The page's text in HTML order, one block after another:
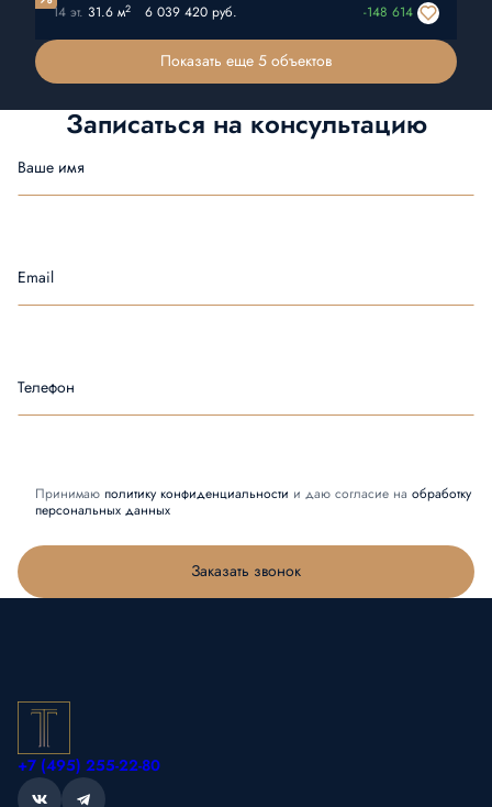
14 эт. 31.6 м2 6 039 420 руб. -148 614
Показать еще 5 объектов
Записаться на консультацию
Ваше имя
Email
Телефон
Принимаю политику конфиденциальности и даю согласие на обработку
персональных данных
Заказать звонок
+7 (495) 255-22-80